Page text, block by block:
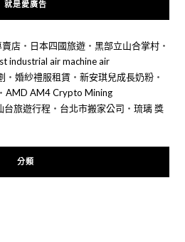
就是愛廣告
賣店‧ 日本四國旅遊‧ 黑部立山合掌村‧
industrial air machine air
‧ 婚紗禮服租賃‧ 新安琪兒成長奶粉‧
AMD AM4 Crypto Mining
台旅遊行程 ‧ 台北市搬家公司 ‧ 琉璃 獎
分類